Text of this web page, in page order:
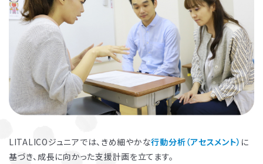
LITALICOジュニアでは、きめ細やかな行動分析（アセスメント） に
基づき、成長に向かった支援計画を立てます。
お子さまのやる気を引き出し、
保護者さまのストレス軽減に役立つ
よくある質問